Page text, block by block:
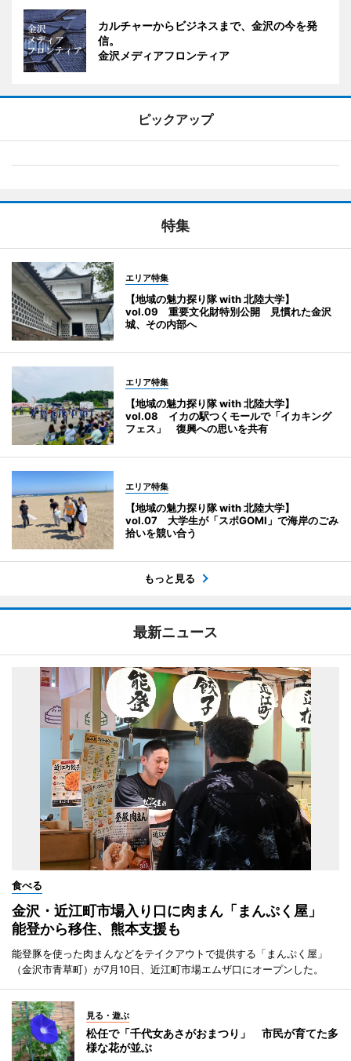
カルチャーからビジネスまで、金沢の今を発
信。
金沢メディアフロンティア
ピックアップ
特集
エリア特集
【地域の魅力探り隊 with 北陸大学】
vol.09 重要文化財特別公開 見慣れた金沢
城、その内部へ
エリア特集
【地域の魅力探り隊 with 北陸大学】
vol.08 イカの駅つくモールで「イカキング
フェス」 復興への思いを共有
エリア特集
【地域の魅力探り隊 with 北陸大学】
vol.07 大学生が「スポGOMI」で海岸のごみ
拾いを競い合う
もっと見る
最新ニュース
食べる
金沢・近江町市場入り口に肉まん「まんぷく屋」
能登から移住、熊本支援も
能登豚を使った肉まんなどをテイクアウトで提供する「まんぷく屋」
（金沢市青草町）が7月10日、近江町市場エムザ口にオープンした。
見る・遊ぶ
松任で「千代女あさがおまつり」 市民が育てた多
様な花が並ぶ